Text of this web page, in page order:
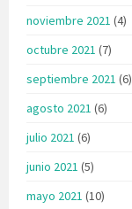
noviembre 2021 (4)
octubre 2021 (7)
septiembre 2021 (6)
agosto 2021 (6)
julio 2021 (6)
junio 2021 (5)
mayo 2021 (10)